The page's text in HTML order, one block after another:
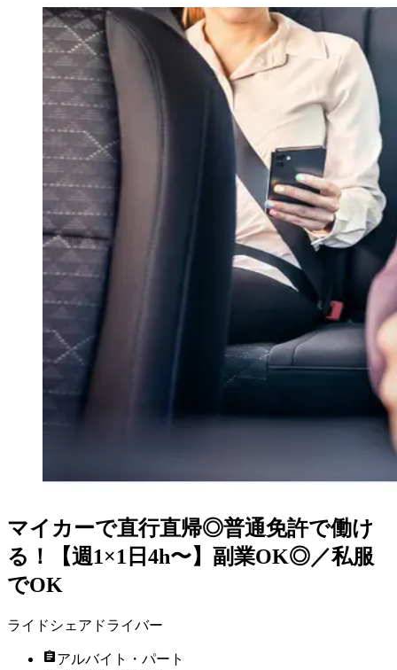
マイカーで直行直帰◎普通免許で働け
る！【週1×1日4h〜】副業OK◎／私服
でOK
ライドシェアドライバー
アルバイト・パート